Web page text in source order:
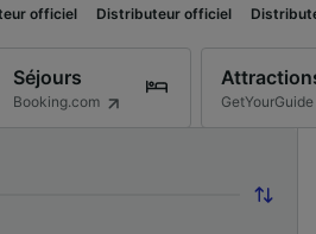
Distributeur officiel Distributeur officiel
Séjours
Booking.com GetYourGuide